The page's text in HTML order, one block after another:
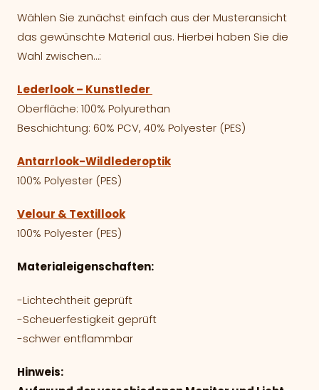
Wählen Sie zunächst einfach aus der Musteransicht
das gewünschte Material aus. Hierbei haben Sie die
Wahl zwischen…:
Lederlook – Kunstleder
Oberfläche: 100% Polyurethan
Beschichtung: 60% PCV, 40% Polyester (PES)
Antarrlook-Wildlederoptik
100% Polyester (PES)
Velour & Textillook
100% Polyester (PES)
Materialeigenschaften:
-Lichtechtheit geprüft
-Scheuerfestigkeit geprüft
-schwer entflammbar
Hinweis: